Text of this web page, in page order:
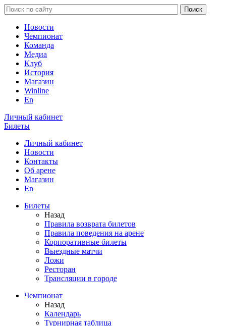
Новости
Чемпионат
Команда
Медиа
Клуб
История
Магазин
Winline
En
Личный кабинет
Билеты
Личный кабинет
Новости
Контакты
Об арене
Магазин
En
Билеты
Назад
Правила возврата билетов
Правила поведения на арене
Корпоративные билеты
Выездные матчи
Ложи
Ресторан
Трансляции в городе
Чемпионат
Назад
Календарь
Турнирная таблица